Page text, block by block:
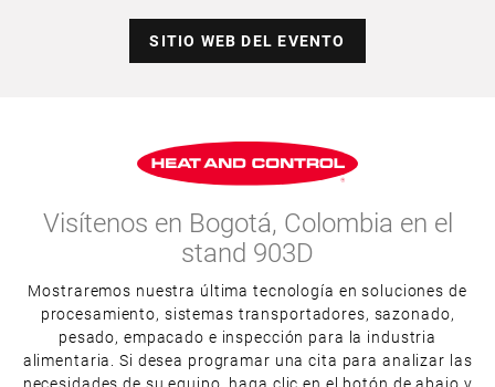
SITIO WEB DEL EVENTO
Visítenos en Bogotá, Colombia en el
stand 903D
Mostraremos nuestra última tecnología en soluciones de
procesamiento, sistemas transportadores, sazonado,
pesado, empacado e inspección para la industria
alimentaria. Si desea programar una cita para analizar las